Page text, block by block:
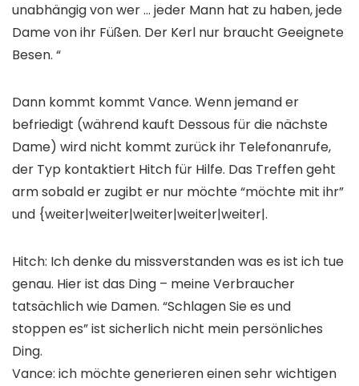
unabhängig von wer … jeder Mann hat zu haben, jede
Dame von ihr Füßen. Der Kerl nur braucht Geeignete
Besen. “
Dann kommt kommt Vance. Wenn jemand er
befriedigt (während kauft Dessous für die nächste
Dame) wird nicht kommt zurück ihr Telefonanrufe,
der Typ kontaktiert Hitch für Hilfe. Das Treffen geht
arm sobald er zugibt er nur möchte “möchte mit ihr”
und {weiter|weiter|weiter|weiter|weiter|.
Hitch: Ich denke du missverstanden was es ist ich tue
genau. Hier ist das Ding – meine Verbraucher
tatsächlich wie Damen. “Schlagen Sie es und
stoppen es” ist sicherlich nicht mein persönliches
Ding.
Vance: ich möchte generieren einen sehr wichtigen